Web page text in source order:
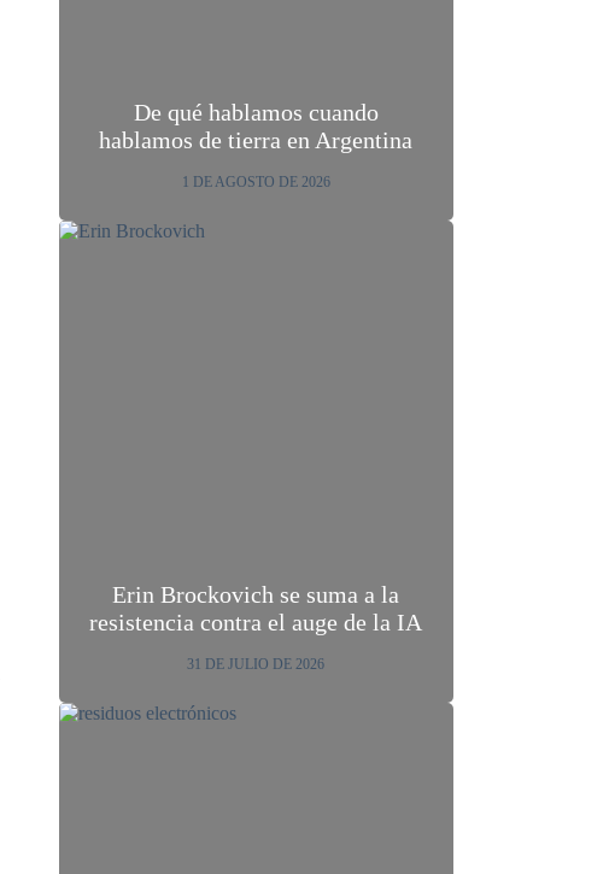
De qué hablamos cuando
hablamos de tierra en Argentina
1 DE AGOSTO DE 2026
Erin Brockovich se suma a la
resistencia contra el auge de la IA
31 DE JULIO DE 2026